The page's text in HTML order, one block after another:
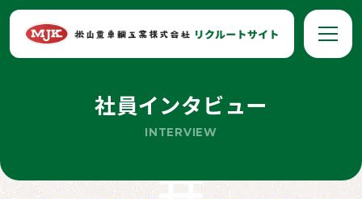
社員インタビュー
INTERVIEW